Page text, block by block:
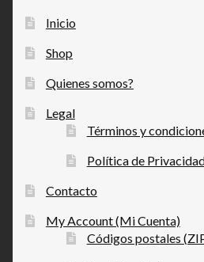
Inicio
Shop
Quienes somos?
Legal
Términos y
Política de
Contacto
My Account (Mi Cuenta)
Códigos postales